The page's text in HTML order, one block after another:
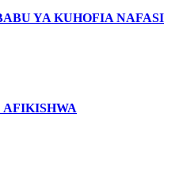
YA KUHOFIA NAFASI